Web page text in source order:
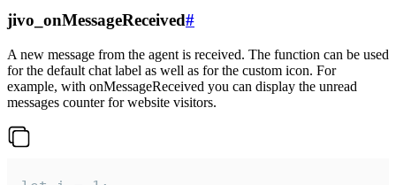
jivo_onMessageReceived#
A new message from the agent is received. The function can be used
for the default chat label as well as for the custom icon. For
example, with onMessageReceived you can display the unread
messages counter for website visitors.